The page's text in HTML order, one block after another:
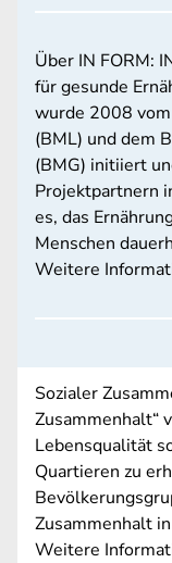
Über IN FORM:
für gesunde
wurde 2008
(BML) und dem
(BMG) initiiert
Projektpartnern
es, das
Menschen
Weitere
Sozialer
Zusammenhalt“
Lebensqualität
Quartieren zu
Zusammenhalt
Weitere